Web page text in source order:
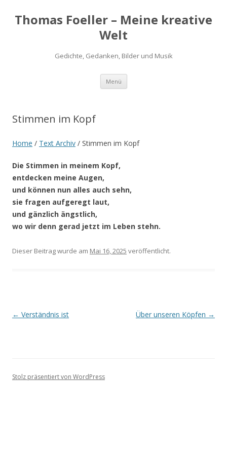
Thomas Foeller – Meine kreative
Welt
Gedichte, Gedanken, Bilder und Musik
Menü Zum
springen
Stimmen im Kopf
Home / Text Archiv / Stimmen im Kopf
Die Stimmen in meinem Kopf,
entdecken meine Augen,
und können nun alles auch sehn,
sie fragen aufgeregt laut,
und gänzlich ängstlich,
wo wir denn gerad jetzt im Leben stehn.
Dieser Beitrag wurde am Mai 16, 2025 veröffentlicht.
Beitragsnavigation
← Verständnis ist Über unseren Köpfen →
Stolz präsentiert von WordPress